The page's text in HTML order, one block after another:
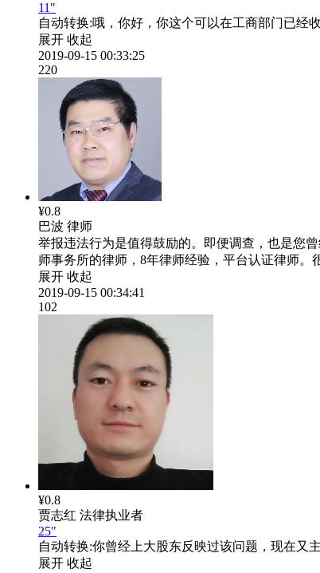
11"
自动转换:哦，你好，你这个可以在工商部门已经
展开 收起
2019-09-15 00:33:25
220
¥0.8
巴波 律师
举报违法行为是值得鼓励的。即便调查，也是您
师事务所的律师，8年律师经验，平台认证律师。
展开 收起
2019-09-15 00:34:41
102
¥0.8
贾志红 法律执业者
25"
自动转换:你曾经上大股东反映过该问题，现在又
展开 收起